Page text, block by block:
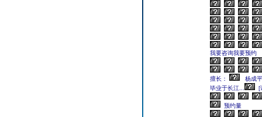
我要咨询我要预约
擅长：
杨成平
毕业于长江...
[
预约量